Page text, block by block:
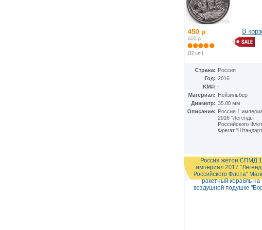
450 р
600 р
(12 шт.)
В
Страна: Россия
Год: 2016
KM#: -
Материал: Нейзильбер
Диаметр: 35.00 мм
Описание: Россия 1
2016 "Легенды
Российского
Фрегат
Россия жетон СПМД 1
империал 2017
Российского Флота"
ракетный корабль на
воздушной подушке